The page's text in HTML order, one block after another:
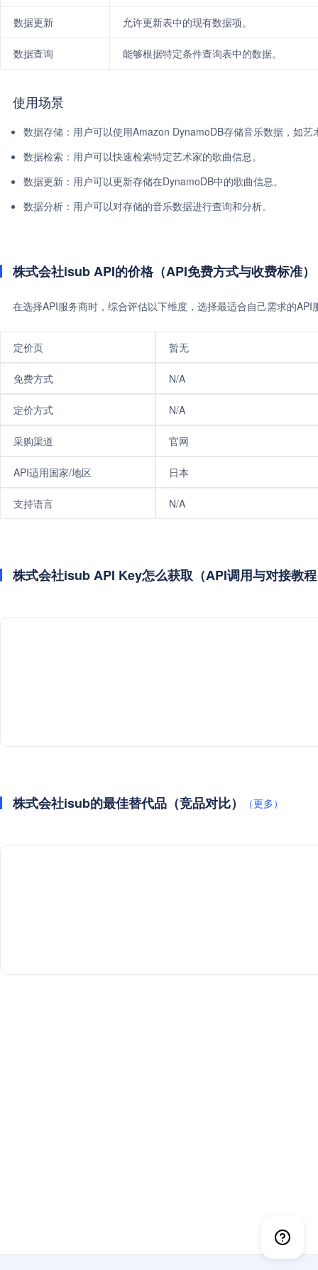
数据更新 允许更新表中的现有数据项。
数据查询 能够根据特定条件查询表中的数据。
使用场景
数据存储：用户可以使用Amazon DynamoDB存储音乐数据，如艺
数据检索：用户可以快速检索特定艺术家的歌曲信息。
数据更新：用户可以更新存储在DynamoDB中的歌曲信息。
数据分析：用户可以对存储的音乐数据进行查询和分析。
株式会社isub API的价格（API免费方式与收费标准）
在选择API服务商时，综合评估以下维度，选择最适合自己需求的
定价页 暂无
免费方式 N/A
定价方式 N/A
采购渠道 官网
API适用国家/地区 日本
支持语言 N/A
株式会社isub API Key怎么获取（API调用与对接教
株式会社isub的最佳替代品（竞品对比） （更多）